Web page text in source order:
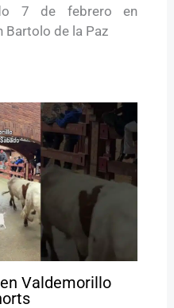
7 de febrero en
Bartolo de la Paz
Valdemorillo